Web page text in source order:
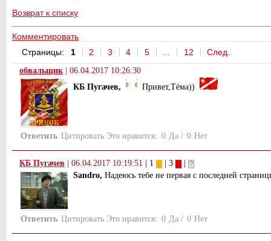
Возврат к списку
Комментировать
Страницы:
1 2 3 4 5 12 След.
обвальщик | 06.04.2017 10:26:30
КБ Пугачев,
Привет,Тёма))
Ответить Цитировать Это нравится: 0 Да / 0 Нет
КБ Пугачев 06.04.2017 10:19:51 | 1 | 3
Sandro, Надеюсь тебе не первая с последней
Ответить Цитировать Это нравится: 0 Да / 0 Нет